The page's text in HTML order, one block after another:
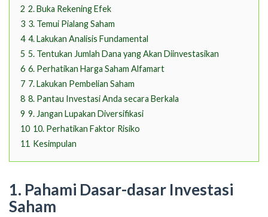
2 2. Buka Rekening Efek
3 3. Temui Pialang Saham
4 4. Lakukan Analisis Fundamental
5 5. Tentukan Jumlah Dana yang Akan Diinvestasikan
6 6. Perhatikan Harga Saham Alfamart
7 7. Lakukan Pembelian Saham
8 8. Pantau Investasi Anda secara Berkala
9 9. Jangan Lupakan Diversifikasi
10 10. Perhatikan Faktor Risiko
11 Kesimpulan
1. Pahami Dasar-dasar Investasi
Saham